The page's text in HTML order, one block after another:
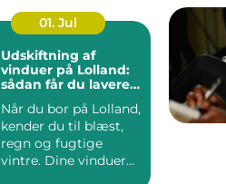
01. Jul
Udskiftning af
vinduer på Lolland:
sådan får du lavere
Når du bor på Lolland,
kender du til blæst,
regn og fugtige
vintre. Dine vinduer